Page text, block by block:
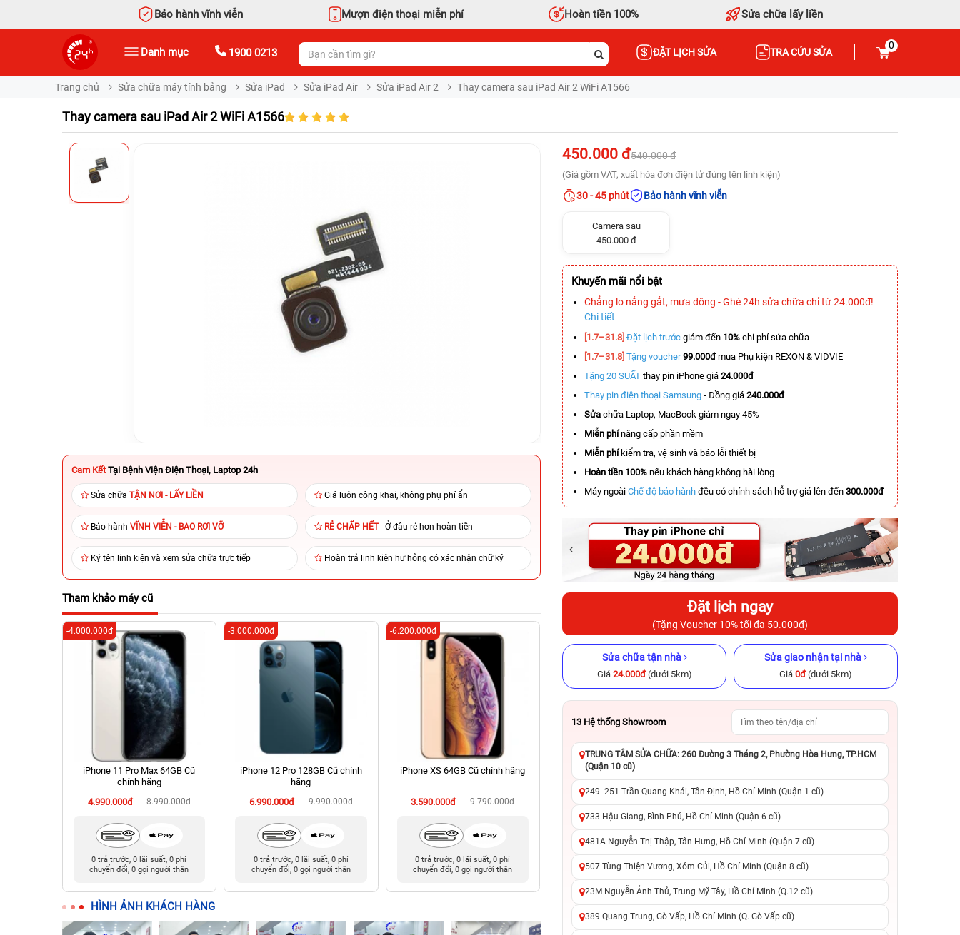
Bảo hành vĩnh viễn Mượn điện thoại miễn phí Hoàn tiền 100% Sửa chữa lấy liền
Danh mục 1900 0213 ĐẶT LỊCH SỬA TRA CỨU SỬA
0
Trang chủ Sửa chữa máy tính bảng Sửa iPad Sửa iPad Air Sửa iPad Air 2 Thay camera sau iPad Air 2 WiFi A1566
Thay camera sau iPad Air 2 WiFi A1566
Cam Kết Tại Bệnh Viện Điện Thoại, Laptop 24h
Sửa chữa TẬN NƠI - LẤY LIỀN Giá luôn công khai, không phụ phí ẩn
Bảo hành VĨNH VIỄN - BAO RƠI VỠ RẺ CHẤP HẾT- Ở đâu rẻ hơn hoàn tiền
Ký tên linh kiện và xem sửa chữa trực tiếp Hoàn trả linh kiện hư hỏng có xác nhận chữ ký
Tham khảo máy cũ
iPhone 11 Pro Max 64GB Cũ
chính hãng
4.990.000đ
8.990.000đ
-4.000.000đ
0 trả trước, 0 lãi suất, 0 phí
chuyển đổi, 0 gọi người thân
iPhone 12 Pro 128GB Cũ chính
hãng
6.990.000đ
9.990.000đ
-3.000.000đ
0 trả trước, 0 lãi suất, 0 phí
chuyển đổi, 0 gọi người thân
iPhone XS 64GB Cũ chính hãng
3.590.000đ 9.790.000đ
-6.200.000đ
0 trả trước, 0 lãi suất, 0 phí
chuyển đổi, 0 gọi người thân
iPhone 11 256GB Cũ chính hãng
4.890.000đ 8.990.000đ
-4.100.000đ
chuyển đổi, 0 gọi người thân
hãng
9.490.000đ
14.990.000đ
-5.500.000đ
chuyển đổi, 0 gọi người thân
-2.500.000đ
HÌNH ẢNH KHÁCH HÀNG
450.000 đ540.000 đ
(Giá gồm VAT, xuất hóa đơn điện tử đúng tên linh kiện)
30 - 45 phút Bảo hành vĩnh viễn
Camera sau
450.000 đ
Khuyến mãi nổi bật
Chẳng lo nắng gắt, mưa dông - Ghé 24h sửa chữa chỉ từ 24.000đ!
Chi tiết
[1.7–31.8] Đặt lịch trước giảm đến 10% chi phí sửa chữa
[1.7–31.8] Tặng voucher 99.000đmua Phụ kiện REXON & VIDVIE
Tặng 20 SUẤT thay pin iPhone giá 24.000đ
Thay pin điện thoại Samsung - Đồng giá 240.000đ
Sửa chữa Laptop, MacBook giảm ngay 45%
Miễn phínâng cấp phần mềm
Miễn phíkiểm tra, vệ sinh và báo lỗi thiết bị
Hoàn tiền 100% nếu khách hàng không hài lòng
Máy ngoài Chế độ bảo hành đều có chính sách hỗ trợ giá lên đến 300.000đ
Đặt lịch ngay
(Tặng Voucher 10% tối đa 50.000đ)
Sửa chữa tận nhà
Giá 24.000đ(dưới 5km)
Sửa giao nhận tại nhà
Giá 0đ(dưới 5km)
13 Hệ thống Showroom
TRUNG TÂM SỬA CHỮA: 260 Đường 3 Tháng 2, Phường Hòa Hưng, TP.HCM
(Quận 10 cũ)
249 -251 Trần Quang Khải, Tân Định, Hồ Chí Minh (Quận 1 cũ)
733 Hậu Giang, Bình Phú, Hồ Chí Minh (Quận 6 cũ)
481A Nguyễn Thị Thập, Tân Hưng, Hồ Chí Minh (Quận 7 cũ)
507 Tùng Thiện Vương, Xóm Củi, Hồ Chí Minh (Quận 8 cũ)
23M Nguyễn Ảnh Thủ, Trung Mỹ Tây, Hồ Chí Minh (Q.12 cũ)
389 Quang Trung, Gò Vấp, Hồ Chí Minh (Q. Gò Vấp cũ)